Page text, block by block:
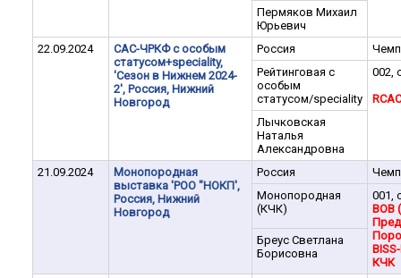
Пермяков Михаил
Юрьевич
22.09.2024
САС-ЧРКФ с особым
статусом+speciality,
'Сезон в Нижнем 2024-
2', Россия, Нижний
Новгород
Россия
Рейтинговая с
особым
статусом/speciality
002,
Лычковская
Наталья
Александровна
21.09.2024
Монопородная
выставка 'РОО "НОКП',
Россия, Нижний
Новгород
Россия
Монопородная
(КЧК)
001,
BOB
КЧК
Бреус Светлана
Борисовна